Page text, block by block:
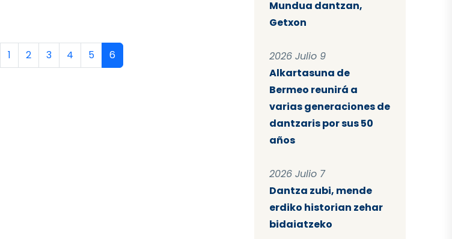
Página
1 Página
2 Página
3 Página
4 Página
5 Página actual
6
Mundua dantzan,
Getxon
2026 Julio 9
Alkartasuna de
Bermeo reunirá a
varias generaciones de
dantzaris por sus 50
años
2026 Julio 7
Dantza zubi, mende
erdiko historian zehar
bidaiatzeko